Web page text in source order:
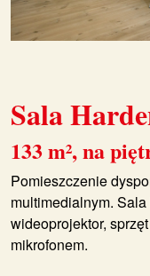
Sala
133 m², na
Pomieszczenie
multimedialnym.
wideoprojektor,
mikrofonem.